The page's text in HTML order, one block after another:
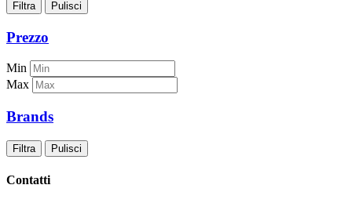
Filtra Pulisci
Prezzo
Min
Max
Brands
Filtra Pulisci
Contatti